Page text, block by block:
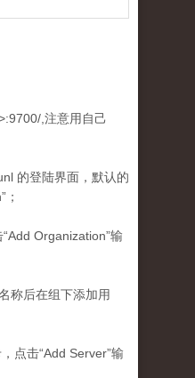
,注意用自己
的登陆界面，默认的
Organization”输
称后在组下添加用
点击“Add Server”输